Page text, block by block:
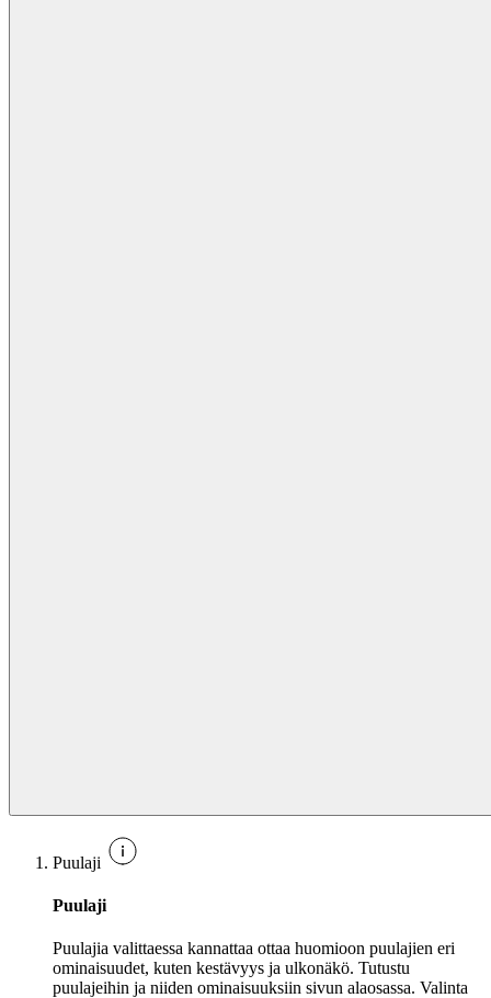
Puulaji
Puulaji
Puulajia valittaessa kannattaa ottaa huomioon puulajien eri
ominaisuudet, kuten kestävyys ja ulkonäkö. Tutustu
puulajeihin ja niiden ominaisuuksiin sivun alaosassa. Valinta